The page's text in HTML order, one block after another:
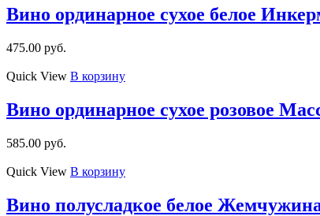
Вино ординарное сухое белое
475.00 руб.
Quick View В корзину
Вино ординарное сухое розовое
585.00 руб.
Quick View В корзину
Вино полусладкое белое